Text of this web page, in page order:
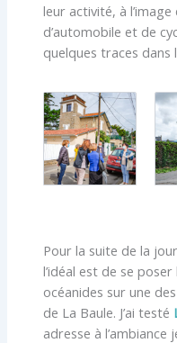
leur activité, à
d’automobile et de
quelques traces dans
Pour la suite de la
l’idéal est de se
océanides sur une
de La Baule. J’ai testé
adresse à